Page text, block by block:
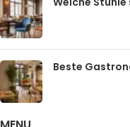
Beste